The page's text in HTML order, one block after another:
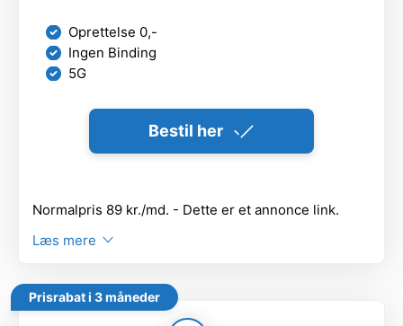
Oprettelse 0,-
Ingen Binding
5G
Bestil her
Normalpris 89 kr./md. - Dette er et annonce link.
Læs mere
Prisrabat i 3 måneder